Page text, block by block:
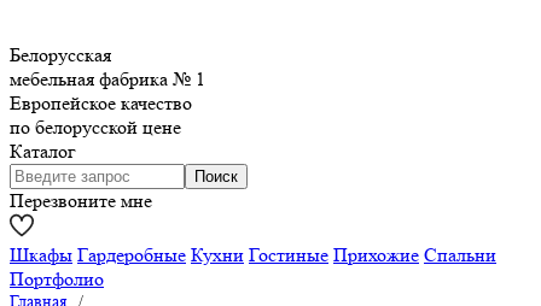
Белорусская
мебельная фабрика № 1
Европейское качество
по белорусской цене
Каталог
Перезвоните мне
Шкафы Гардеробные Кухни Гостиные Прихожие Спальни
Портфолио
Главная /